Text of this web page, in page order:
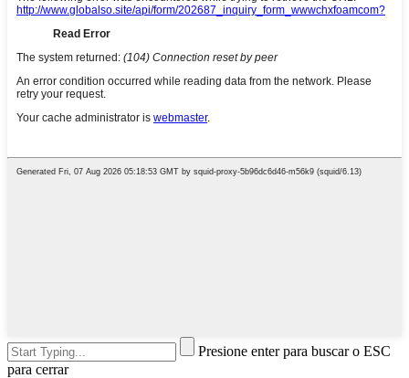
Presione enter para buscar o ESC
para cerrar